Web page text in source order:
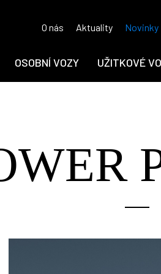
O nás Aktuality Novinky
OSOBNÍ VOZY UŽITKOVÉ